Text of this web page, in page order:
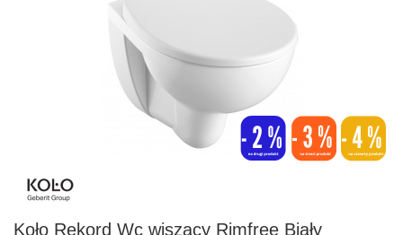
Koło Rekord Wc wiszący Rimfree Biały